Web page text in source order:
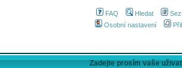
FAQ Hledat
Osobní nastavení
Zadejte prosím vaše